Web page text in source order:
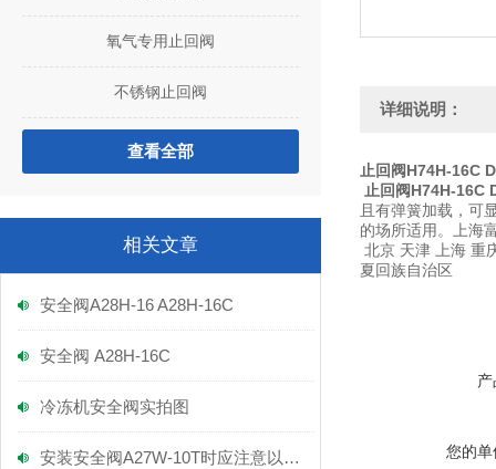
氧气专用止回阀
不锈钢止回阀
查看全部
相关文章
安全阀A28H-16 A28H-16C
安全阀 A28H-16C
冷冻机安全阀实拍图
安装安全阀A27W-10T时应注意以下几点！
详细说明：
止回阀H74H-16C
止回阀H74H-16C
且有弹簧加载，可
的场所适用。上海
北京 天津 上海 重
夏回族自治区
您的单